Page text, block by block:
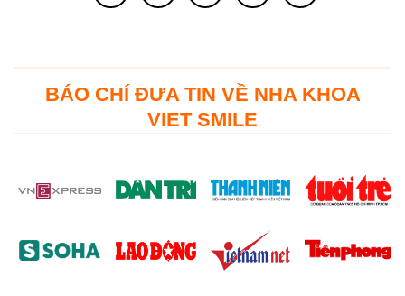
BÁO CHÍ ĐƯA TIN VỀ NHA KHOA
VIET SMILE